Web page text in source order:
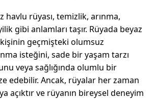
havlu rüyası, temizlik, arınma,
gibi anlamları taşır. Rüyada beyaz
geçmişteki olumsuz
isteğini, sade bir yaşam tarzı
veya sağlığında olumlu bir
edebilir. Ancak, rüyalar her zaman
açıktır ve rüyanın bireysel deneyim